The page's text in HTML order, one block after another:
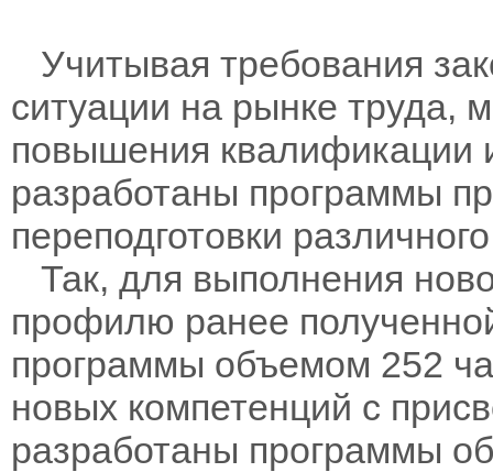
Учитывая требования
ситуации на рынке труда,
повышения квалификации
разработаны программы
переподготовки
Так, для выполнения
профилю ранее
программы объемом 252
новых компетенций с
разработаны программы